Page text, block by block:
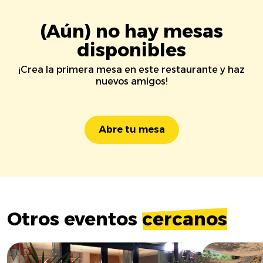
(Aún) no hay mesas
disponibles
¡Crea la primera mesa en este restaurante y haz
nuevos amigos!
Abre tu mesa
Otros eventos cercanos